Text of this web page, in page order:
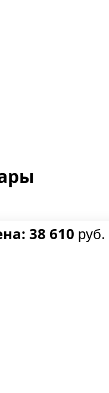
38 610 руб.